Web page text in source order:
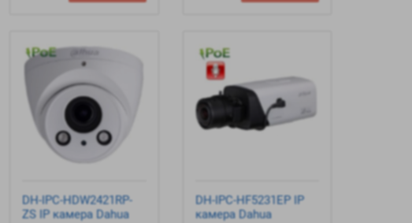
DH-IPC-HDW2421RP-
ZS IP камера Dahua
DH-IPC-HF5231EP IP
камера Dahua